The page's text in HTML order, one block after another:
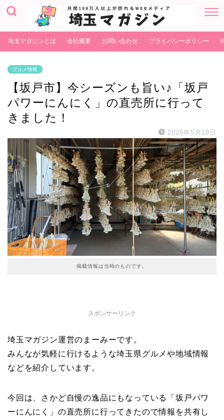
埼玉マガジンとは 会社概要 お問い合わせ プライバシーポリシー
グルメ情報
【坂戸市】今シーズンも旨い♪「坂戸
パワーにんにく」の直売所に行って
きました！
2026年5月19日
掲載情報は当時のものです。
スポンサーリンク
埼玉マガジン運営のまーみーです。
みんなが気軽に行けるような埼玉県グルメや地域情報
などを紹介しています。
今回は、さかど自慢の逸品にもなっている「坂戸パワ
ーにんにく」の直売所に行ってきたので情報を共有し